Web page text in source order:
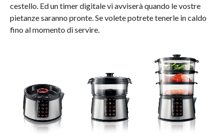
cestello. Ed un timer digitale vi avviserà quando le vostre
pietanze saranno pronte. Se volete potrete tenerle in caldo
fino al momento di servire.